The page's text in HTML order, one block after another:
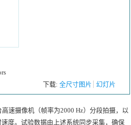
下载: 全尺寸图片 幻灯片
速摄像机（帧率为2000 Hz）分段拍摄，以
度。试验数据由上述系统同步采集，确保